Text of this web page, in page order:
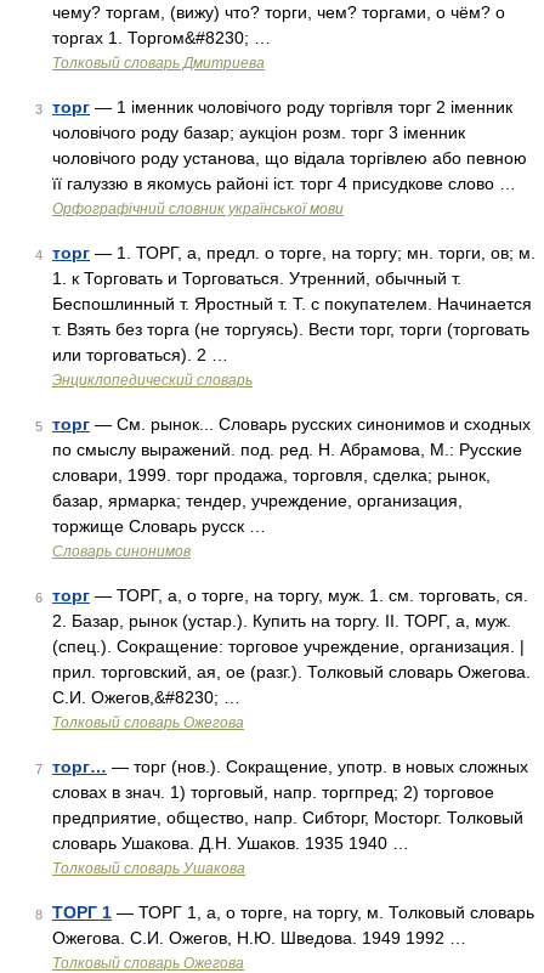
чему? торгам, (вижу) что? торги, чем? торгами, о чём? о
торгах 1. Торгом&#8230; …
Толковый словарь Дмитриева
3 торг — 1 іменник чоловічого роду торгівля торг 2 іменник
чоловічого роду базар; аукціон розм. торг 3 іменник
чоловічого роду установа, що відала торгівлею або певною
її галуззю в якомусь районі іст. торг 4 присудкове слово …
Орфографічний словник української мови
4 торг — 1. ТОРГ, а, предл. о торге, на торгу; мн. торги, ов; м.
1. к Торговать и Торговаться. Утренний, обычный т.
Беспошлинный т. Яростный т. Т. с покупателем. Начинается
т. Взять без торга (не торгуясь). Вести торг, торги (торговать
или торговаться). 2 …
Энциклопедический словарь
5 торг — См. рынок... Словарь русских синонимов и сходных
по смыслу выражений. под. ред. Н. Абрамова, М.: Русские
словари, 1999. торг продажа, торговля, сделка; рынок,
базар, ярмарка; тендер, учреждение, организация,
торжище Словарь русск …
Словарь синонимов
6 торг — ТОРГ, а, о торге, на торгу, муж. 1. см. торговать, ся.
2. Базар, рынок (устар.). Купить на торгу. II. ТОРГ, а, муж.
(спец.). Сокращение: торговое учреждение, организация. |
прил. торговский, ая, ое (разг.). Толковый словарь Ожегова.
С.И. Ожегов,&#8230; …
Толковый словарь Ожегова
7 торг… — торг (нов.). Сокращение, употр. в новых сложных
словах в знач. 1) торговый, напр. торгпред; 2) торговое
предприятие, общество, напр. Сибторг, Мосторг. Толковый
словарь Ушакова. Д.Н. Ушаков. 1935 1940 …
Толковый словарь Ушакова
8 ТОРГ 1 — ТОРГ 1, а, о торге, на торгу, м. Толковый словарь
Ожегова. С.И. Ожегов, Н.Ю. Шведова. 1949 1992 …
Толковый словарь Ожегова